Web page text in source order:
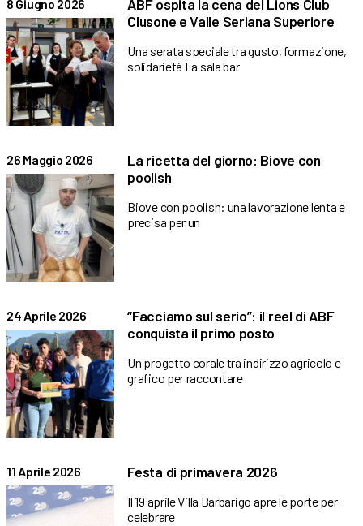
8 Giugno 2026
ABF ospita la cena del Lions Club
Clusone e Valle Seriana Superiore
Una serata speciale tra gusto, formazione,
solidarietà La sala bar
26 Maggio 2026
La ricetta del giorno: Biove con
poolish
Biove con poolish: una lavorazione lenta e
precisa per un
24 Aprile 2026
“Facciamo sul serio”: il reel di ABF
conquista il primo posto
Un progetto corale tra indirizzo agricolo e
grafico per raccontare
11 Aprile 2026 Festa di primavera 2026
Il 19 aprile Villa Barbarigo apre le porte per
celebrare